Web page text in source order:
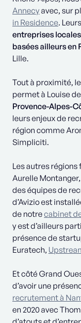
Annecyavec, sur
in Residence.
entreprises locales
basées ailleurs en
Lille.
Tout à proximité,
permet à Louise de
Provence-Alpes-
leurs enjeux de
région comme
Simpliciti.
Les autres régions
Aurelle
des équipes de
d’Avizio est
de notrecabinet
y est d’ailleurs
présence de
Euratech,
Et côté Grand
d’avoir une
recrutement à
en 2020 avec